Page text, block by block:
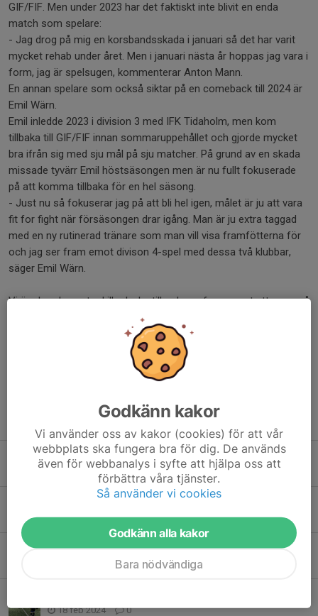
GIF/FIF. Men under 2023 har det faktiskt inte blivit en enda
match som spelare:
- Jag drog på mig en korsbandsskada i januari så det har varit
mycket rehab under året. Men i januari nästa år hoppas jag vara i
form, jag är spelsugen, kommenterar Anton Mann.
En annan spelare som också siktar på en comeback till 2024 är
Emil Wärn.
Emil inledde 2023 i division 3 med IFK Tidaholm, men kom
tillbaka till GIF/FIF innan sommaruppehållet och gjorde mycket
bra ifrån sig med sju mål på sju matcher. På grund av en skada
missade tyvärr Emil höstsäsongen men är nu fullt fokuserade
på att komma tillbaka för en hel säsong.
- Just nu så fokuserar jag på att bli hel igen, målet är ju att vara
fit for fight när försäsongen drar igång. Man är ju extra taggad
med en ny rutinerad tränare som man vill visa framfötterna för
och jag ser fram emot divison 4-spel med dessa två klubbar,
säger Emil Wärn.
Vi önskar dessa tre killar lycka till och ser fram emot att se er på
Tidigare nyheter
DM-derby första tävlingsmatchen
1 mar 2024 0
Steg i rätt riktning för A-laget
24 feb 2024 0
U-lagets insats bättre än resultatet
0
18 feb 2024 0
Godkänn kakor
Vi använder oss av kakor (cookies) för att vår
webbplats ska fungera bra för dig. De används
även för webbanalys i syfte att hjälpa oss att
förbättra våra tjänster.
Så använder vi cookies
Godkänn alla kakor
Bara nödvändiga